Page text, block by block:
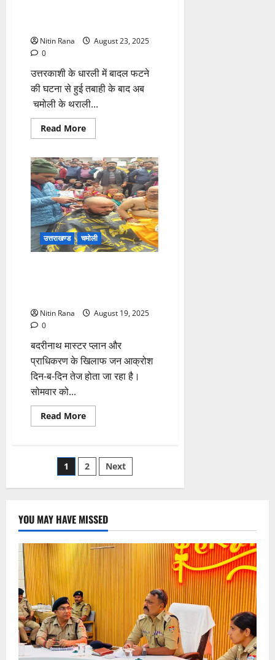
Nitin Rana
August 23, 2025
0
उत्तरकाशी के धारली में बादल फटने
की घटना से हुई तबाही के बाद अब
चमोली के थराली...
Read MoreRead
more
आवास
समेत
तहसील
परिसर
को
भारी
नुकसान
उत्तराखण्ड चमोली
Nitin Rana
August 19, 2025
0
बदरीनाथ मास्टर प्लान और
प्राधिकरण के खिलाफ जन आक्रोश
दिन-ब-दिन तेज होता जा रहा है।
सोमवार को...
Read MoreRead
more
समिति
के
बैनर
प्लान
वापस
के
नारे
Posts
pagination
1 2 Next
YOU MAY HAVE MISSED